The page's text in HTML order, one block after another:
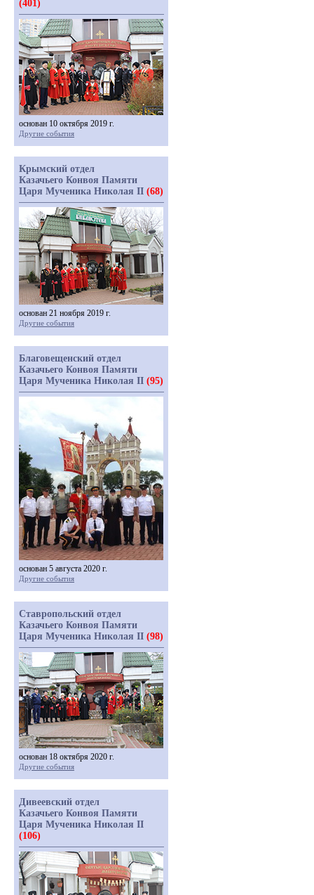
(401)
основан 10 октября 2019 г.
Другие события
Крымский отдел
Казачьего Конвоя Памяти
Царя Мученика Николая II (68)
основан 21 ноября 2019 г.
Другие события
Благовещенский отдел
Казачьего Конвоя Памяти
Царя Мученика Николая II (95)
основан 5 августа 2020 г.
Другие события
Ставропольский отдел
Казачьего Конвоя Памяти
Царя Мученика Николая II (98)
основан 18 октября 2020 г.
Другие события
Дивеевский отдел
Казачьего Конвоя Памяти
Царя Мученика Николая II
(106)